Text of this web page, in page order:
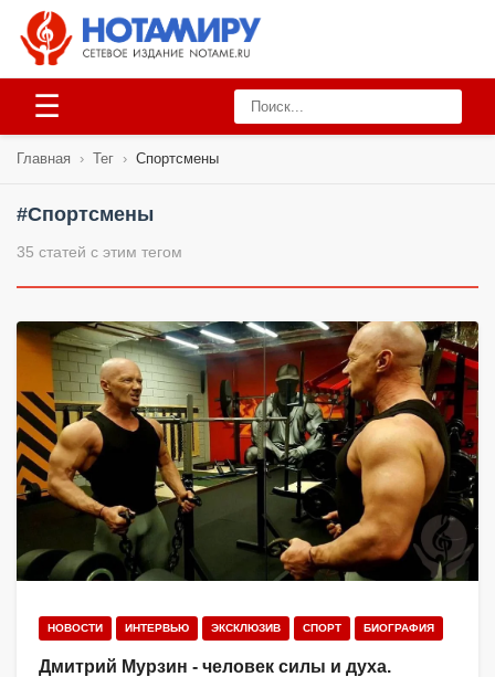
☰
Главная › Тег › Спортсмены
#Спортсмены
35 статей с этим тегом
НОВОСТИ ИНТЕРВЬЮ ЭКСКЛЮЗИВ СПОРТ БИОГРАФИЯ
Дмитрий Мурзин - человек силы и духа.